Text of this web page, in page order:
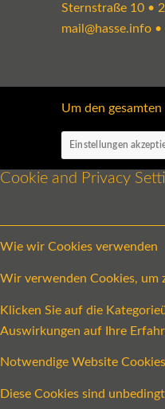
Sternstraße 10 •
mail@hasse.info•
Um den
Einstellungen
Cookie and Privacy
Wie wir Cookies verwenden
Wir verwenden Cookies, um
Klicken Sie auf die
Auswirkungen auf Ihre
Notwendige Website Cookies
Diese Cookies sind